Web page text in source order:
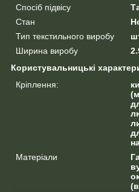
Спосіб підвісу
Стан
Тип текстильного виробу
Ширина виробу
Користувальницькі
Кріплення:
Матеріали